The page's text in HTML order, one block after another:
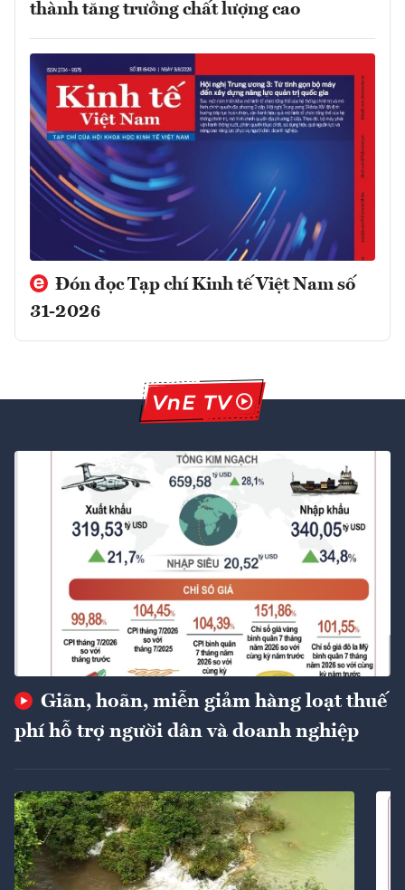
thành tăng trưởng chất lượng cao
Đón đọc Tạp chí Kinh tế Việt Nam số
31-2026
Giãn, hoãn, miễn giảm hàng loạt thuế
phí hỗ trợ người dân và doanh nghiệp